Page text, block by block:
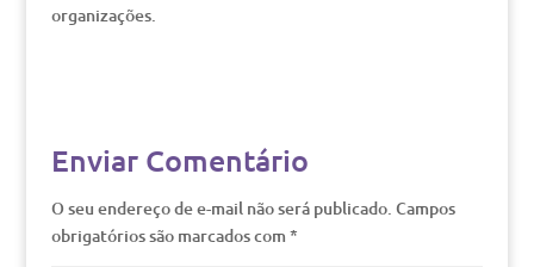
organizações.
Enviar Comentário
O seu endereço de e-mail não será publicado. Campos
obrigatórios são marcados com *